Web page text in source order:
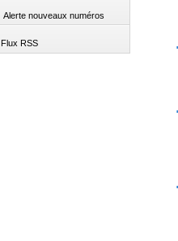
Alerte nouveaux numéros
Flux RSS